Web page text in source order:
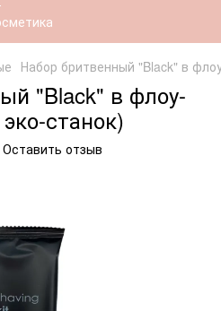
Набор бритвенный "Black" в
"Black" в флоу-
станок)
Оставить отзыв